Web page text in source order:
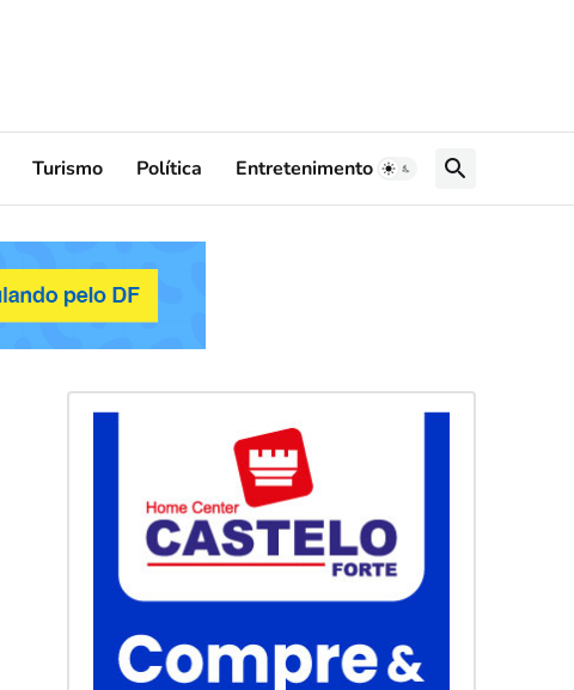
Turismo Política Entretenimento